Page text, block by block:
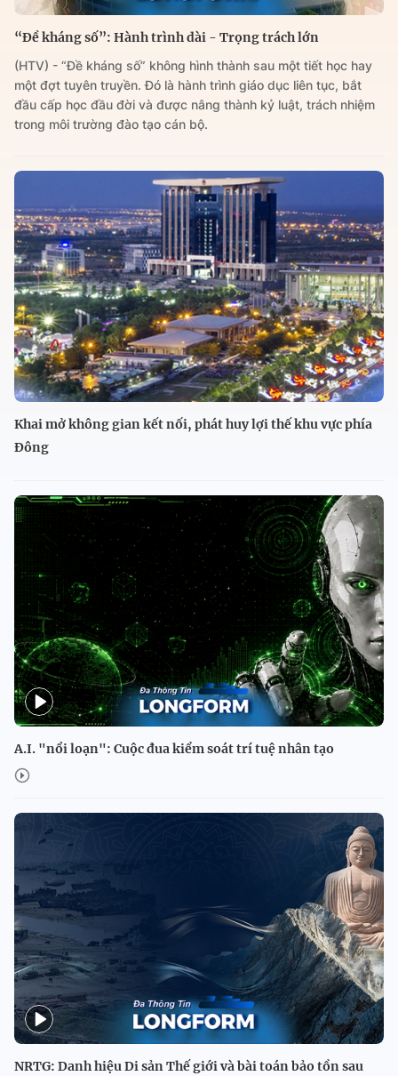
“Đề kháng số”: Hành trình dài - Trọng trách lớn
(HTV) - “Đề kháng số” không hình thành sau một tiết học hay
một đợt tuyên truyền. Đó là hành trình giáo dục liên tục, bắt
đầu cấp học đầu đời và được nâng thành kỷ luật, trách nhiệm
trong môi trường đào tạo cán bộ.
Khai mở không gian kết nối, phát huy lợi thế khu vực phía
Đông
A.I. "nổi loạn": Cuộc đua kiểm soát trí tuệ nhân tạo
NRTG: Danh hiệu Di sản Thế giới và bài toán bảo tồn sau